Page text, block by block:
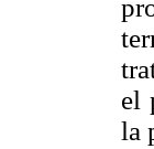
el
la